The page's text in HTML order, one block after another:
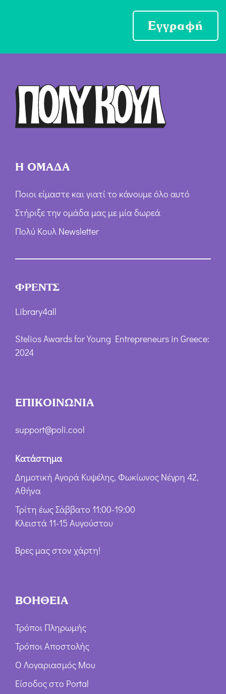
ή
Εγγραφή
Η ΟΜΑΔΑ
Ποιοι είμαστε και γιατί το κάνουμε όλο αυτό
Στήριξε την ομάδα μας με μία δωρεά
Πολύ Κουλ Newsletter
ΦΡΕΝΤΣ
Library4all
Stelios Awards for Young Entrepreneurs in Greece:
2024
ΕΠΙΚΟΙΝΩΝΙΑ
support@poli.cool
Κατάστημα
Δημοτική Αγορά Κυψέλης, Φωκίωνος Νέγρη 42,
Αθήνα
Τρίτη έως Σάββατο 11:00-19:00
Κλειστά 11-15 Αυγούστου
Βρες μας στον χάρτη!
ΒΟΗΘΕΙΑ
Τρόποι Πληρωμής
Τρόποι Αποστολής
Ο Λογαριασμός Μου
Είσοδος στο Portal